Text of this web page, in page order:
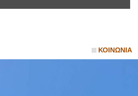
ΚΟΙΝΩΝΙΑ